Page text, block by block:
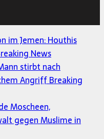
im Jemen: Houthis
News
stirbt nach
AngriffBreaking
Moscheen,
gegen Muslime in